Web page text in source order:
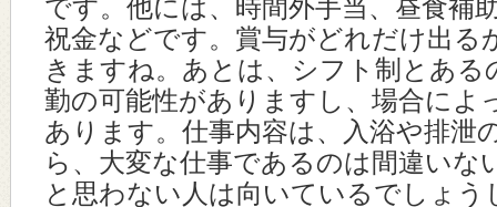
です。他には、時間外手当、昼食補
祝金などです。賞与がどれだけ出る
きますね。あとは、シフト制とある
勤の可能性がありますし、場合によ
あります。仕事内容は、入浴や排泄
ら、大変な仕事であるのは間違いな
と思わない人は向いているでしょう